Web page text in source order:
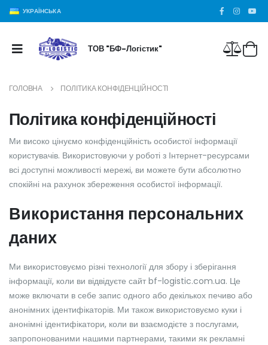
УКРАЇНСЬКА
ТОВ "БФ-Логістик"
ГОЛОВНА ПОЛІТИКА КОНФІДЕНЦІЙНОСТІ
Політика конфіденційності
Ми високо цінуємо конфіденційність особистої інформації
користувачів. Використовуючи у роботі з Інтернет-ресурсами
всі доступні можливості мережі, ви можете бути абсолютно
спокійні на рахунок збереження особистої інформації.
Використання персональних
даних
Ми використовуємо різні технології для збору і зберігання
інформації, коли ви відвідуєте сайт bf-logistic.com.ua. Це
може включати в себе запис одного або декількох печиво або
анонімних ідентифікаторів. Ми також використовуємо куки і
анонімні ідентифікатори, коли ви взаємодієте з послугами,
запропонованими нашими партнерами, такими як рекламні